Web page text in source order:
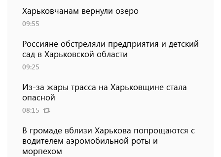
Харьковчанам вернули озеро
09:55
Россияне обстреляли предприятия и детский
сад в Харьковской области
09:25
Из-за жары трасса на Харьковщине стала
опасной
08:15
В громаде вблизи Харькова попрощаются с
водителем аэромобильной роты и
морпехом